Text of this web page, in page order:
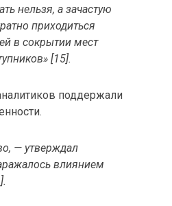
нельзя, а зачастую
приходиться
в сокрытии мест
[15].
поддержали
— утверждал
влиянием